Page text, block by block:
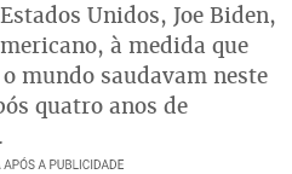
Unidos, Joe Biden,
à medida que
mundo saudavam neste
quatro anos de